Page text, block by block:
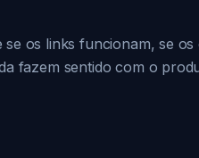
os links funcionam, se os
fazem sentido com o